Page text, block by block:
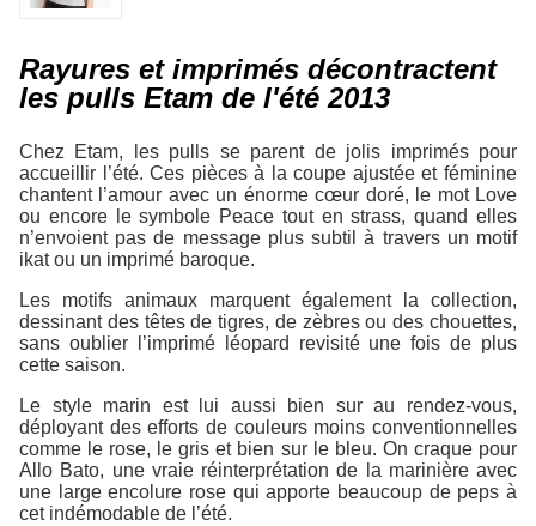
Rayures et imprimés décontractent
les pulls Etam de l'été 2013
Chez Etam, les pulls se parent de jolis imprimés pour
accueillir l’été. Ces pièces à la coupe ajustée et féminine
chantent l’amour avec un énorme cœur doré, le mot Love
ou encore le symbole Peace tout en strass, quand elles
n’envoient pas de message plus subtil à travers un motif
ikat ou un imprimé baroque.
Les motifs animaux marquent également la collection,
dessinant des têtes de tigres, de zèbres ou des chouettes,
sans oublier l’imprimé léopard revisité une fois de plus
cette saison.
Le style marin est lui aussi bien sur au rendez-vous,
déployant des efforts de couleurs moins conventionnelles
comme le rose, le gris et bien sur le bleu. On craque pour
Allo Bato, une vraie réinterprétation de la marinière avec
une large encolure rose qui apporte beaucoup de peps à
cet indémodable de l’été.